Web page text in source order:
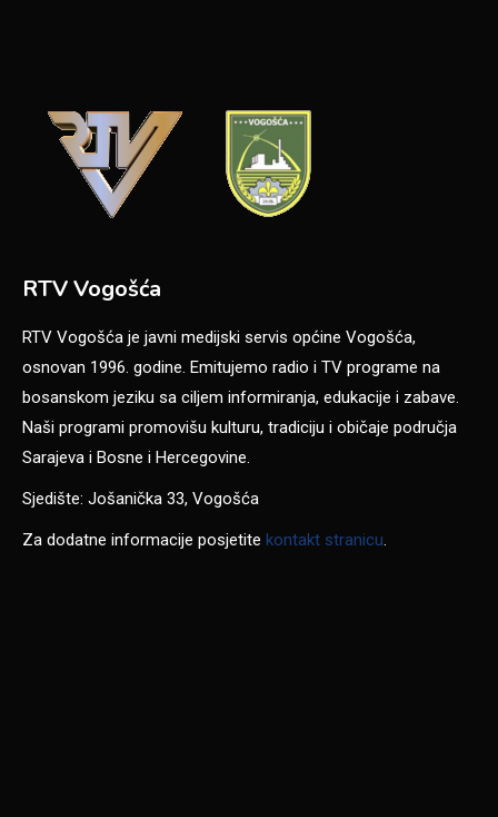
RTV Vogošća
RTV Vogošća je javni medijski servis općine Vogošća,
osnovan 1996. godine. Emitujemo radio i TV programe na
bosanskom jeziku sa ciljem informiranja, edukacije i zabave.
Naši programi promovišu kulturu, tradiciju i običaje područja
Sarajeva i Bosne i Hercegovine.
Sjedište: Jošanička 33, Vogošća
Za dodatne informacije posjetite kontakt stranicu.